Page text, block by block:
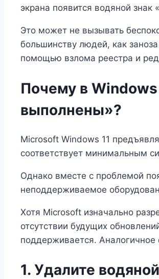
экрана появится водяной
Это может не вызывать
большинству людей, как
помощью взлома реестра и
Почему в
выполнены»?
Microsoft Windows 11
соответствует минимальным
Однако вместе с проблемой
неподдерживаемое
Хотя Microsoft изначально
отсутствии будущих
поддерживается.
1. Удалите